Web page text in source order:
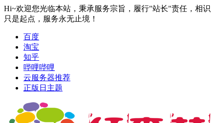
Hi~欢迎您光临本站，秉承服务宗旨，履行"站长"责任，相识
只是起点，服务永无止境！
百度
淘宝
知乎
哔哩哔哩
云服务器推荐
正版日主题